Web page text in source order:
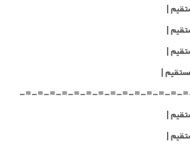
-=-=-=-=-=-=-=-=-=-=-=-=-=-